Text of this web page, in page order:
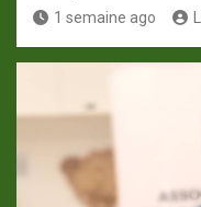
1 semaine ago